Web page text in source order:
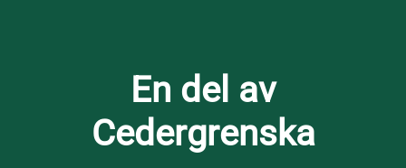
En del av
Cedergrenska